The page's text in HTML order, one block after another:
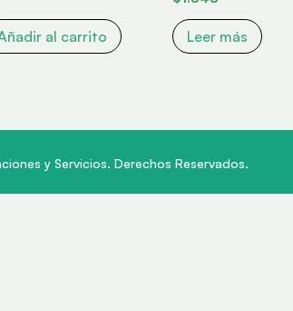
al carrito Leer más
y Servicios. Derechos Reservados.